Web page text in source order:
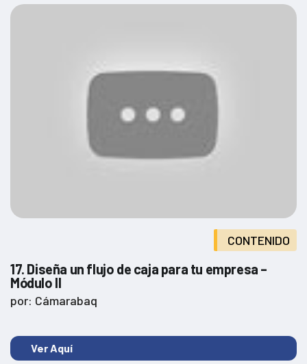
CONTENIDO
17. Diseña un flujo de caja para tu empresa –
Módulo II
por: Cámarabaq
Ver Aquí